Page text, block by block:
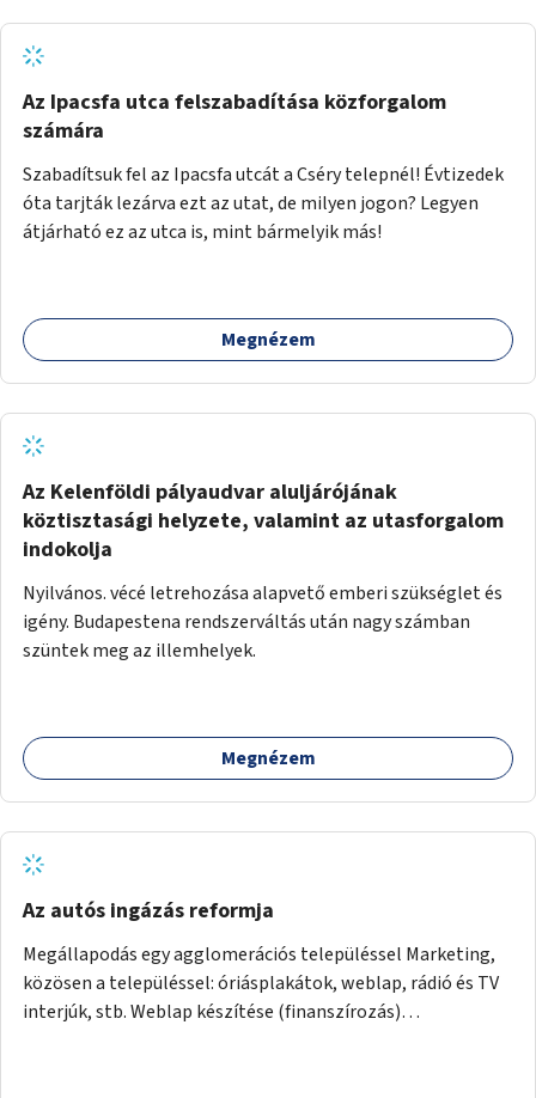
Az Ipacsfa utca felszabadítása közforgalom
számára
Szabadítsuk fel az Ipacsfa utcát a Cséry telepnél! Évtizedek
óta tarjták lezárva ezt az utat, de milyen jogon? Legyen
átjárható ez az utca is, mint bármelyik más!
Megnézem
Az Kelenföldi pályaudvar aluljárójának
köztisztasági helyzete, valamint az utasforgalom
indokolja
Nyilvános. vécé letrehozása alapvető emberi szükséglet és
igény. Budapestena rendszerváltás után nagy számban
szüntek meg az illemhelyek.
Megnézem
Az autós ingázás reformja
Megállapodás egy agglomerációs településsel Marketing,
közösen a településsel: óriásplakátok, weblap, rádió és TV
interjúk, stb. Weblap készítése (finanszírozás)